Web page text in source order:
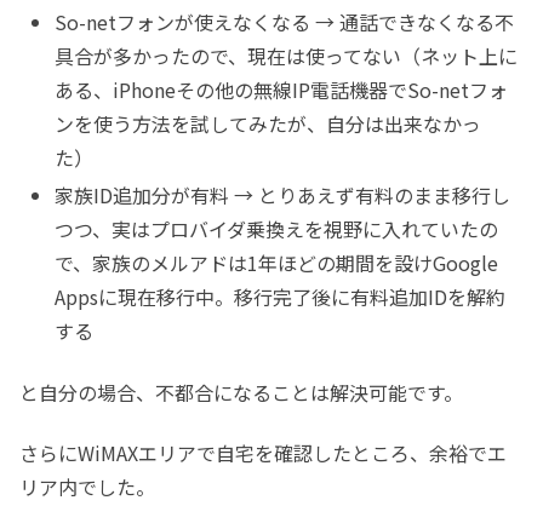
So-netフォンが使えなくなる → 通話できなくなる不
具合が多かったので、現在は使ってない（ネット上に
ある、iPhoneその他の無線IP電話機器でSo-netフォ
ンを使う方法を試してみたが、自分は出来なかっ
た）
家族ID追加分が有料 → とりあえず有料のまま移行し
つつ、実はプロバイダ乗換えを視野に入れていたの
で、家族のメルアドは1年ほどの期間を設けGoogle
Appsに現在移行中。移行完了後に有料追加IDを解約
する
と自分の場合、不都合になることは解決可能です。
さらにWiMAXエリアで自宅を確認したところ、余裕でエ
リア内でした。